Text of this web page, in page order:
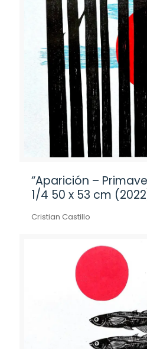
“Aparición –
1/4 50 x 53 cm
Cristian Castillo